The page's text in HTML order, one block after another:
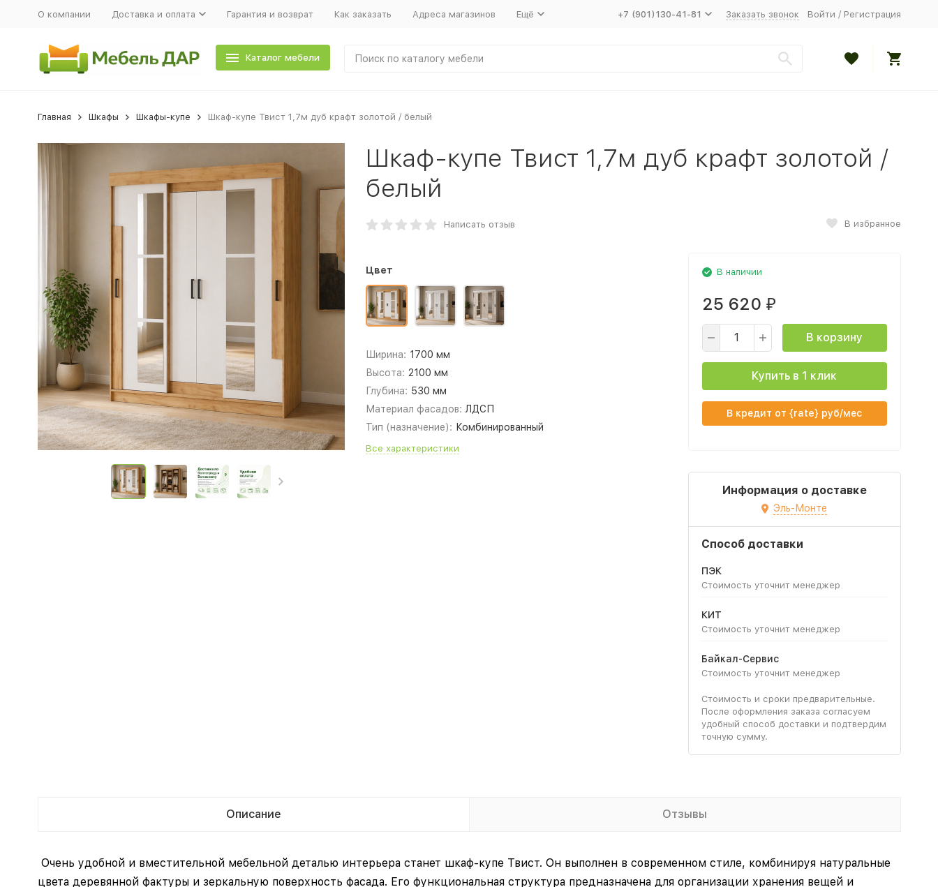
О компании Доставка и оплата Гарантия и возврат Как заказать Адреса магазинов Ещё +7 (901)130-41-81 Заказать звонок Войти / Регистрация
Каталог мебели
Главная Шкафы Шкафы-купе Шкаф-купе Твист 1,7м дуб крафт золотой / белый
Шкаф-купе Твист 1,7м дуб крафт золотой /
белый
Написать отзыв В избранное
Цвет
Ширина: 1700 мм
Высота: 2100 мм
Глубина: 530 мм
Материал фасадов: ЛДСП
Тип (назначение): Комбинированный
Все характеристики
В наличии
25 620 ₽
В корзину
Купить в 1 клик
В кредит от {rate} руб/мес
Информация о доставке
Эль-Монте
Способ доставки
ПЭК
Стоимость уточнит менеджер
КИТ
Стоимость уточнит менеджер
Байкал-Сервис
Стоимость уточнит менеджер
Стоимость и сроки предварительные.
После оформления заказа согласуем
удобный способ доставки и подтвердим
точную сумму.
Описание Отзывы
Очень удобной и вместительной мебельной деталью интерьера станет шкаф-купе Твист. Он выполнен в современном стиле, комбинируя натуральные
цвета деревянной фактуры и зеркальную поверхность фасада. Его функциональная структура предназначена для организации хранения вещей и